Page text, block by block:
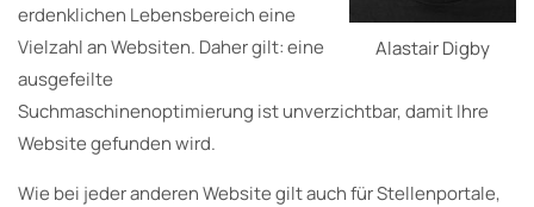
Alastair Digby
erdenklichen Lebensbereich eine
Vielzahl an Websiten. Daher gilt: eine
ausgefeilte
Suchmaschinenoptimierung ist unverzichtbar, damit Ihre
Website gefunden wird.
Wie bei jeder anderen Website gilt auch für Stellenportale,